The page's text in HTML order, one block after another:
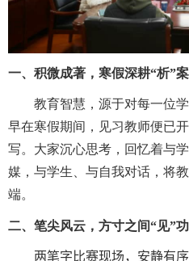
一、积微成著，寒假深耕“析”
教育智慧，源于对每一位
早在寒假期间，见习教师便已
写。大家沉心思考，回忆着与
媒，与学生、与自我对话，将
端。
二、笔尖风云，方寸之间“见”
两笔字比赛现场，安静有